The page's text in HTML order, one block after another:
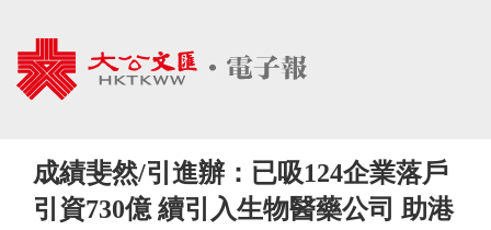
成績斐然/引進辦：已吸124企業落戶
引資730億 續引入生物醫藥公司 助港